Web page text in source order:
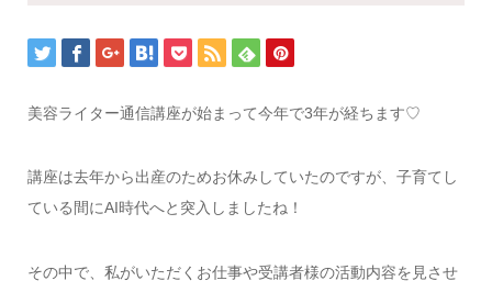
美容ライター通信講座が始まって今年で3年が経ちます♡
講座は去年から出産のためお休みしていたのですが、子育てし
ている間にAI時代へと突入しましたね！
その中で、私がいただくお仕事や受講者様の活動内容を見させ